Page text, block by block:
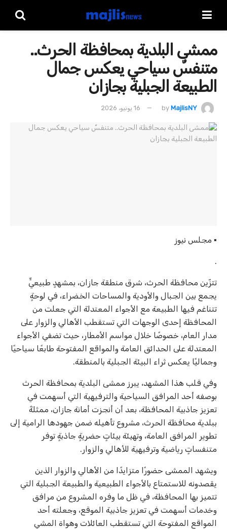
ممشى البلدية بمحافظة الحرث..
متنفسٌ سياحي يعكس جمال
الطبيعة الجبلية بجازان
by MajlisNY 16 يونيو، 2026
▪︎ مجلس نيوز
.
تتزّين محافظة الحرث، شرق منطقة جازان، بمشهدٍ طبيعيٍّ
يجمع بين الجبال والأودية والمساحات الخضراء، في لوحةٍ
تتناغم فيها الطبيعة مع الأجواء المعتدلة التي جعلت من
المحافظة إحدى الوجهات التي تستقطب الأهالي والزوار على
مدار العام، خصوصًا خلال مواسم الأمطار، حيث تضفي الأجواء
المعتدلة على الحدائق العامة والمواقع المفتوحة طابعًا سياحيًا
وجماليًا يعكس ثراء البيئة الجبلية بالمنطقة.
وفي قلب هذا المشهد، يبرز ممشى البلدية بمحافظة الحرث
بوصفه أحد المرافق السياحية والترفيهية التي أسهمت في
تعزيز جاذبية المحافظة، بعد أن أنجزت أمانة جازان، ممثلةً
ببلدية محافظة الحرث، مشروع تأهيله ضمن جهودها الرامية إلى
تطوير المرافق العامة، وتهيئة بيئاتٍ حضريةٍ جاذبةٍ توفر
متنفساتٍ رياضية وترفيهية للأهالي والزوار.
ويشهد الممشى حضورًا متزايدًا من الأهالي والزوار الذين
يقصدونه للاستمتاع بالأجواء الطبيعية والطبيعة الجبلية التي
تتميز بها المحافظة، في ظل ما وفره المشروع من مرافق
وخدمات أسهمت في تعزيز جاذبية الموقع، وجعلته أحد
المواقع المفتوحة التي تستقطب العائلات وهواة المشي